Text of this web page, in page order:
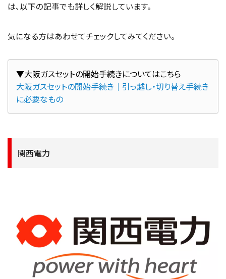
は、以下の記事でも詳しく解説しています。
気になる方はあわせてチェックしてみてください。
大阪ガスセットの開始手続き｜引っ越し・切り替え手続き
に必要なもの
関西電力